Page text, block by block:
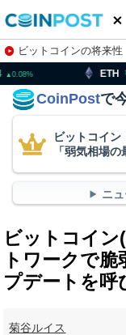
ビットコインの将来性
株特集・関連銘柄
303,538.0
CoinPostで
ビットコイン
「弱気相場
ニ
ビットコイ
トワークで
プデートを呼
菊谷ルイス